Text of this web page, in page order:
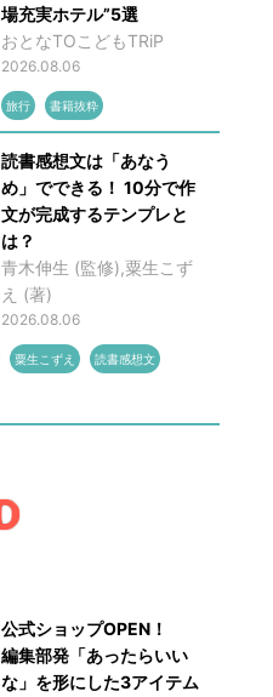
場充実ホテル”5選
おとなTOこどもTRiP
2026.08.06
旅行 書籍抜粋
読書感想文は「あなう
め」でできる！ 10分で作
文が完成するテンプレと
は？
青木伸生 (監修),粟生こず
え (著)
2026.08.06
粟生こずえ 読書感想文
公式ショップOPEN！
編集部発「あったらいい
な」を形にした3アイテム